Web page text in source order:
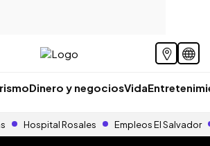
Dinero y negociosVida
Hospital Rosales Empleos El Salvador